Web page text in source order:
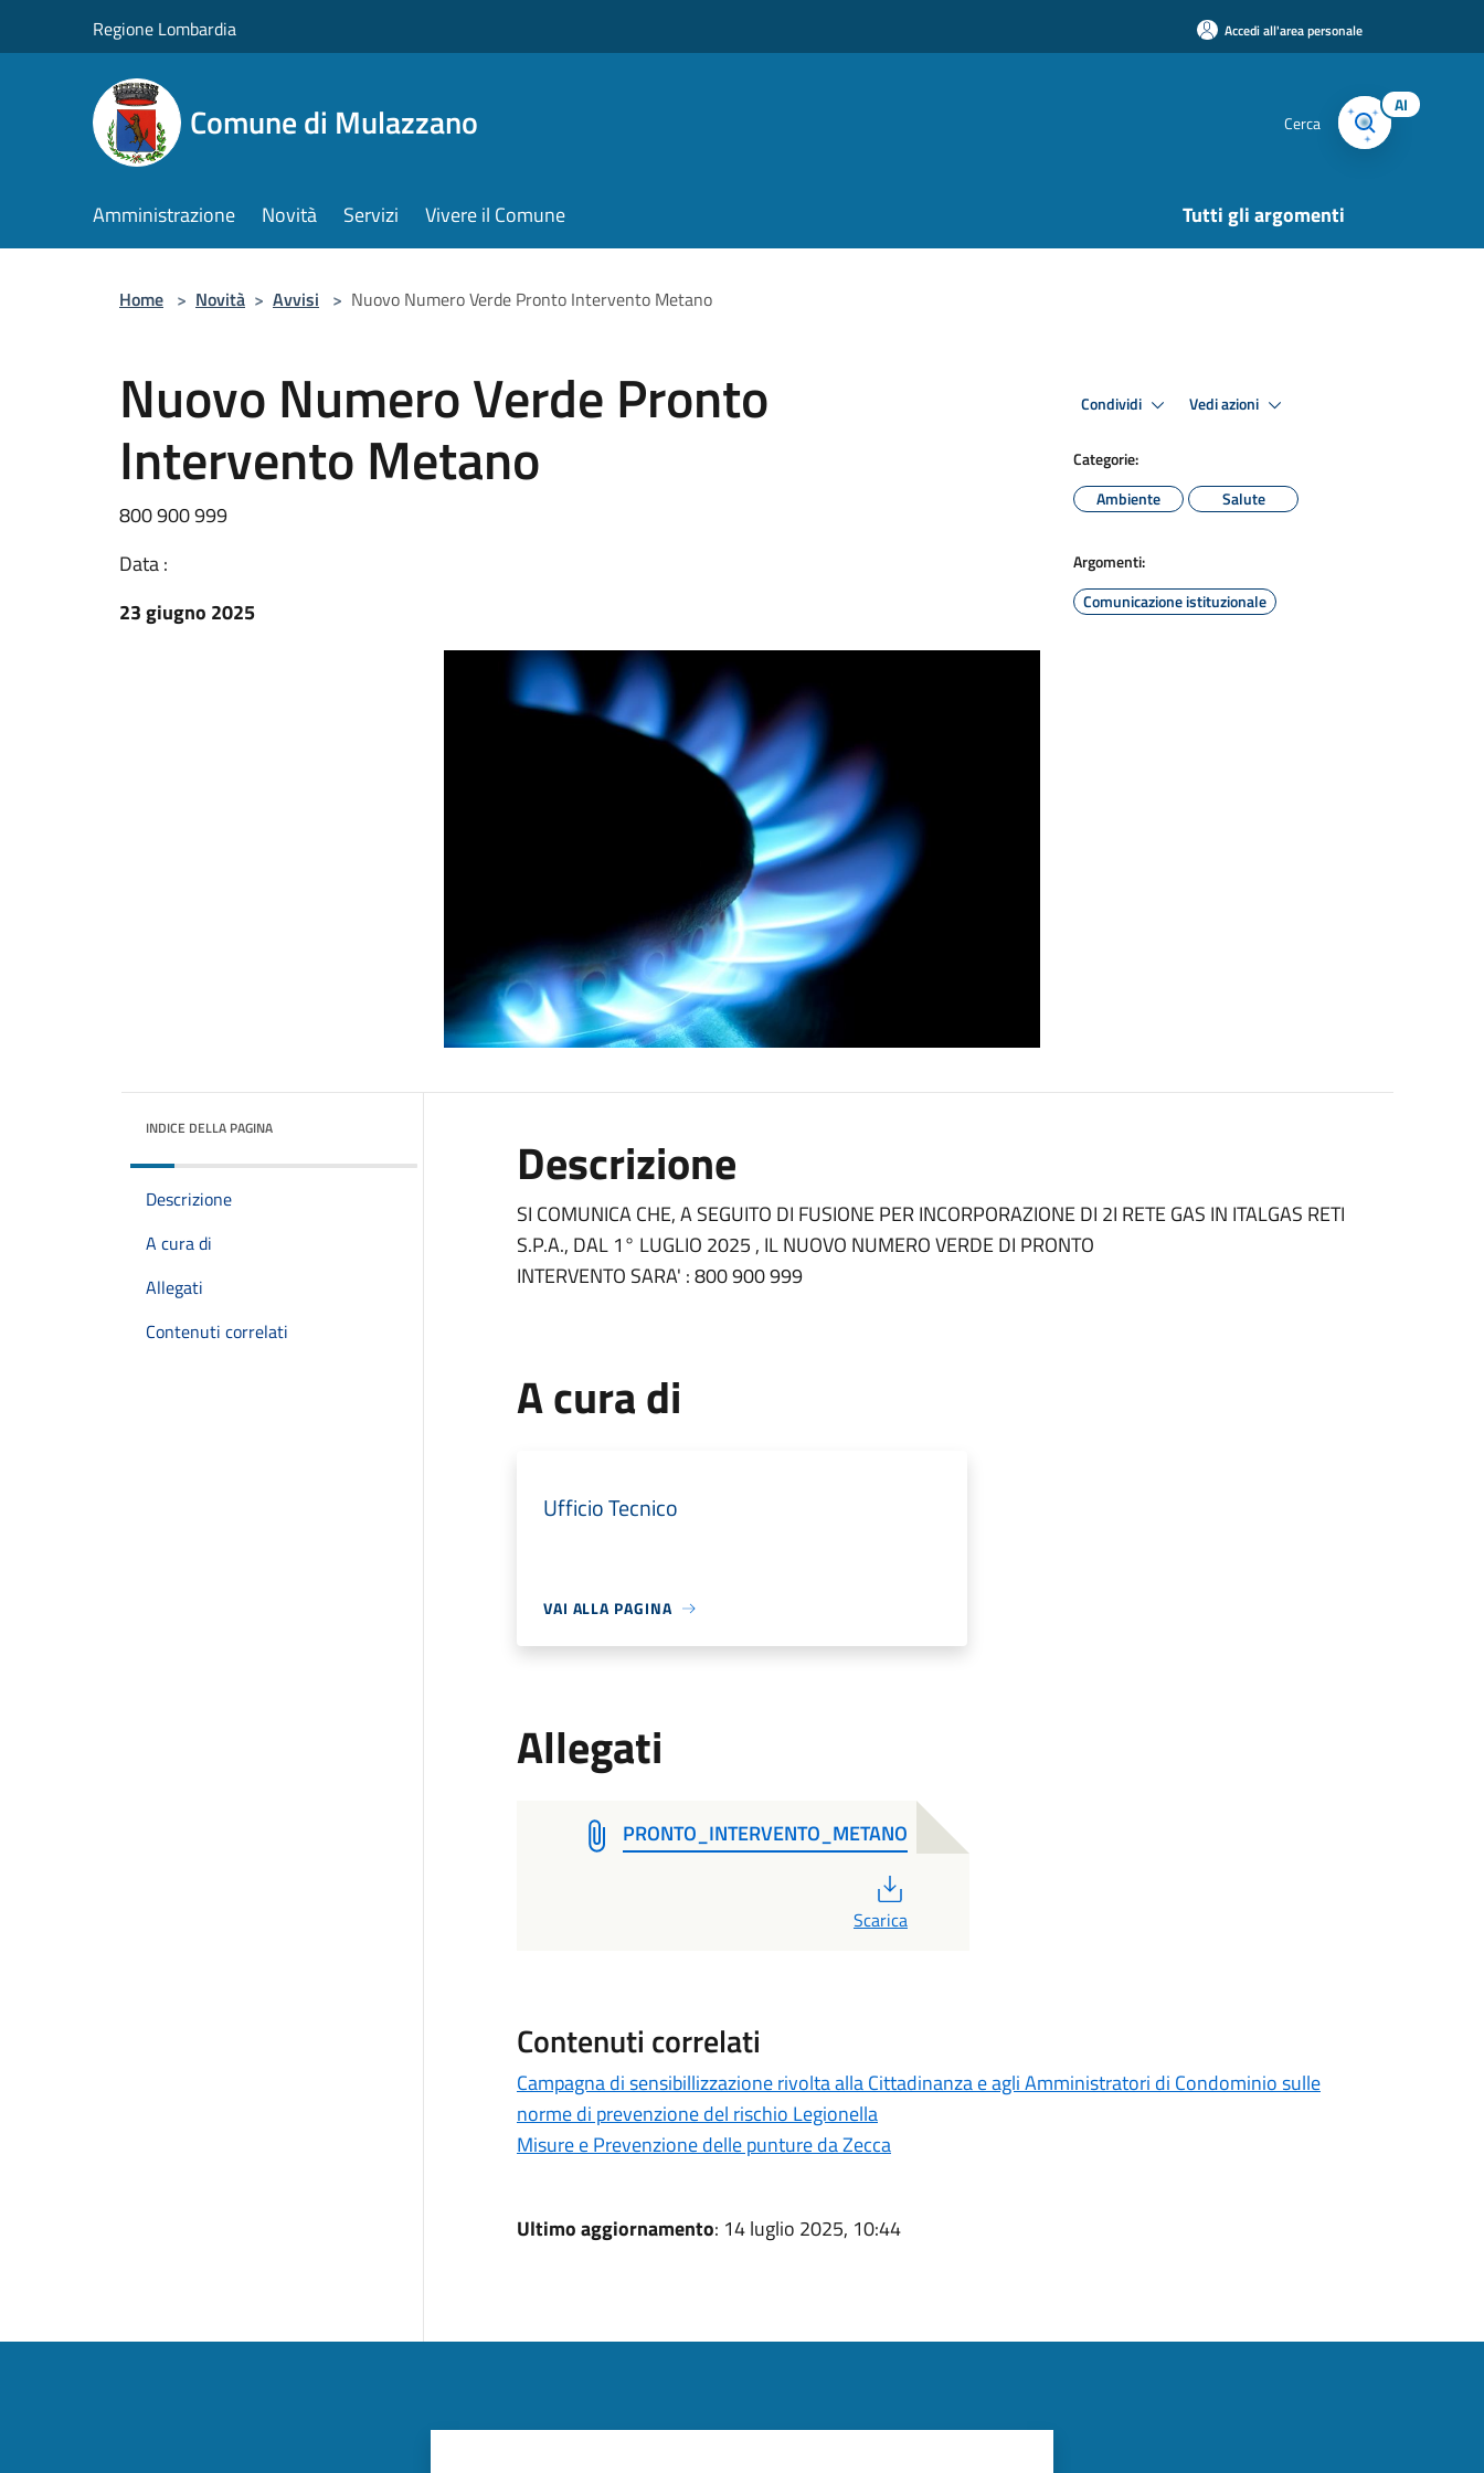
Regione Lombardia Accedi all'area personale
Comune di Mulazzano Cerca
AI
Amministrazione Novità Servizi Vivere il Comune Tutti gli argomenti
Home > Novità > Avvisi > Nuovo Numero Verde Pronto Intervento Metano
Nuovo Numero Verde Pronto
Intervento Metano
800 900 999
Data :
23 giugno 2025
Condividi Vedi azioni
Categorie:
Ambiente
Salute
Argomenti:
Comunicazione istituzionale
INDICE DELLA PAGINA
Descrizione
A cura di
Allegati
Contenuti correlati
Descrizione
SI COMUNICA CHE, A SEGUITO DI FUSIONE PER INCORPORAZIONE DI 2I RETE GAS IN ITALGAS RETI
S.P.A., DAL 1° LUGLIO 2025 , IL NUOVO NUMERO VERDE DI PRONTO
INTERVENTO SARA' : 800 900 999
A cura di
Ufficio Tecnico
VAI ALLA PAGINA
Allegati
PRONTO_INTERVENTO_METANO
Scarica
Contenuti correlati
Campagna di sensibillizzazione rivolta alla Cittadinanza e agli Amministratori di Condominio sulle
norme di prevenzione del rischio Legionella
Misure e Prevenzione delle punture da Zecca
Ultimo aggiornamento: 14 luglio 2025, 10:44